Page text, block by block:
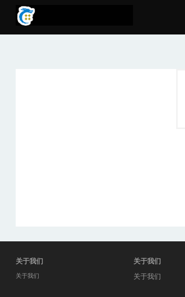
关于我们
关于我们
关于我们
关于我们